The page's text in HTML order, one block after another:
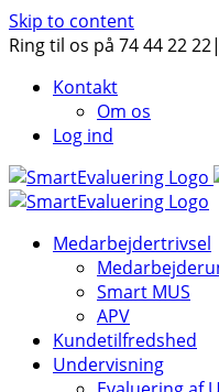
Skip to content
Ring til os på 74 44 22 22|
Kontakt
Om os
Log ind
Medarbejdertrivsel
Smart MUS
APV
Kundetilfredshed
Undervisning